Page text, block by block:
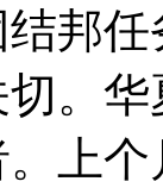
邦
。
上